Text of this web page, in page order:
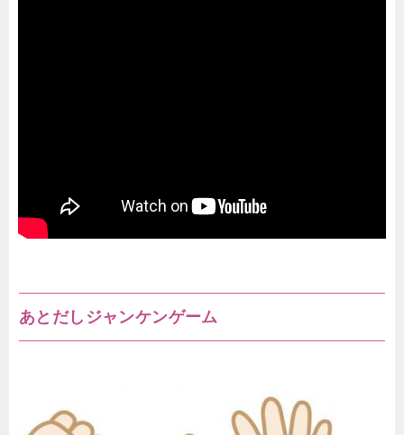
あとだしジャンケンゲーム